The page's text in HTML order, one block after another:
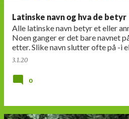
Latinske navn og hva de betyr
Alle latinske navn betyr et eller
Noen ganger er det bare navnet
etter. Slike navn slutter ofte på -i
navn, særlig artsnav…
3.1.20
0